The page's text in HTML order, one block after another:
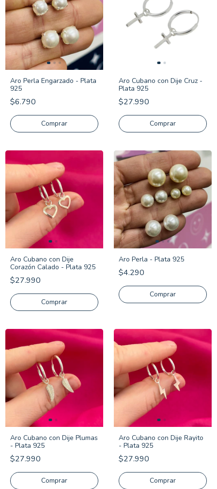
Aro Perla Engarzado - Plata
925
$6.790
Comprar
Aro Cubano con Dije Cruz -
Plata 925
$27.990
Aro Cubano con Dije
Corazón Calado - Plata 925
$27.990
Aro Perla - Plata 925
$4.290
Comprar
Aro Cubano con Dije Plumas
- Plata 925
$27.990
Aro Cubano con Dije Rayito
- Plata 925
$27.990